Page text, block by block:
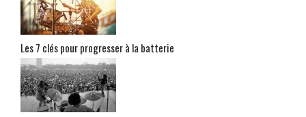
Les 7 clés pour progresser à la batterie